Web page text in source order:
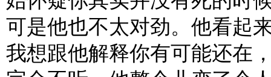
可是他也不太对劲。他看起
我想跟他解释你有可能还在